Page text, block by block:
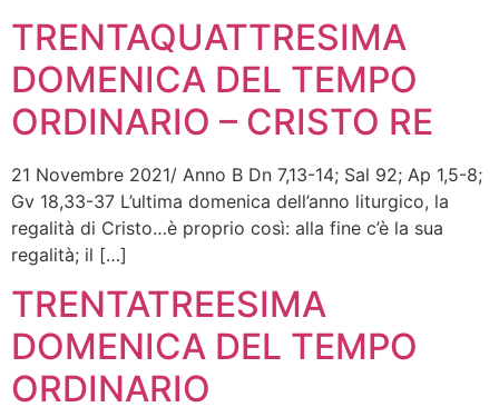
TRENTAQUATTRESIMA
DOMENICA DEL TEMPO
ORDINARIO – CRISTO RE
21 Novembre 2021/ Anno B Dn 7,13-14; Sal 92; Ap 1,5-8;
Gv 18,33-37 L’ultima domenica dell’anno liturgico, la
regalità di Cristo…è proprio così: alla fine c’è la sua
regalità; il […]
TRENTATREESIMA
DOMENICA DEL TEMPO
ORDINARIO